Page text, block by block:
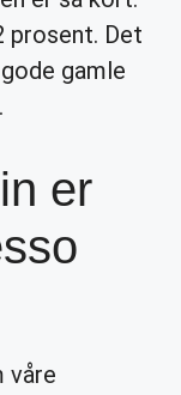
prosent. Det
gamle
er
våre